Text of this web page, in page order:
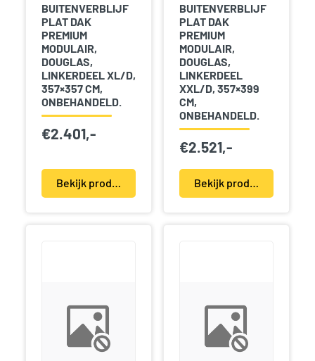
BUITENVERBLIJF
PLAT DAK
PREMIUM
MODULAIR,
DOUGLAS,
LINKERDEEL XL/D,
357×357 CM,
ONBEHANDELD.
€2.401,-
Bekijk product(en)
BUITENVERBLIJF
PLAT DAK
PREMIUM
MODULAIR,
DOUGLAS,
LINKERDEEL
XXL/D, 357×399
CM,
ONBEHANDELD.
€2.521,-
Bekijk product(en)